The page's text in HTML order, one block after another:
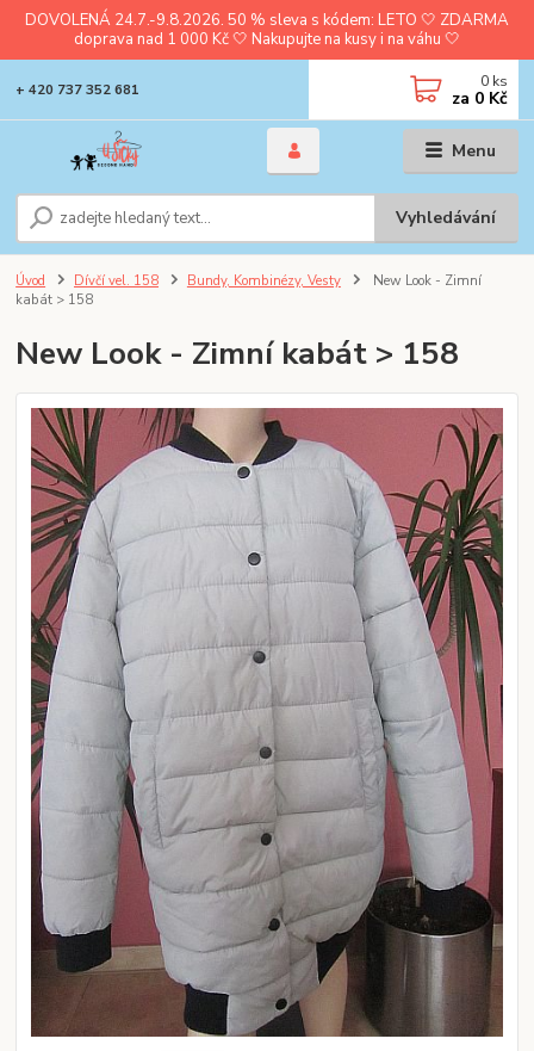
DOVOLENÁ 24.7.-9.8.2026. 50 % sleva s kódem: LETO 🤍 ZDARMA
doprava nad 1 000 Kč 🤍 Nakupujte na kusy i na váhu 🤍
Menu
Vyhledávání
+ 420 737 352 681 0 ks
za 0 Kč
Úvod Dívčí vel. 158 Bundy, Kombinézy, Vesty
New Look - Zimní
kabát > 158
New Look - Zimní kabát > 158